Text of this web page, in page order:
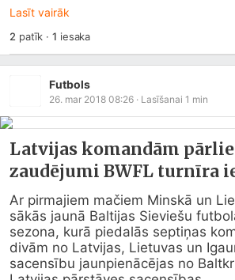
Lasīt vairāk
2 patīk ·1 iesaka
Futbols
26. mar 2018 08:26 · Lasīšanai 1 min
Latvijas komandām
zaudējumi BWFL turnīra
Ar pirmajiem mačiem Minskā un
sākās jaunā Baltijas Sieviešu
sezona, kurā piedalās septiņas
divām no Latvijas, Lietuvas un
sacensību jaunpienācējas no